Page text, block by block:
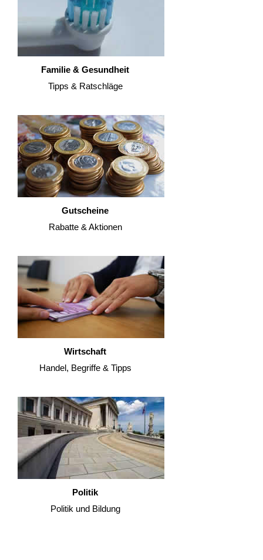
Familie & Gesundheit
Tipps & Ratschläge
Gutscheine
Rabatte & Aktionen
Wirtschaft
Handel, Begriffe & Tipps
Politik
Politik und Bildung